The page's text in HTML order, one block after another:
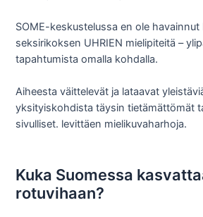
SOME-keskustelussa en ole havainnut
seksirikoksen UHRIEN mielipiteitä –
tapahtumista omalla kohdalla.
Aiheesta väittelevät ja lataavat
yksityiskohdista täysin tietämättömät
sivulliset. levittäen mielikuvaharhoja.
Kuka Suomessa
rotuvihaan?